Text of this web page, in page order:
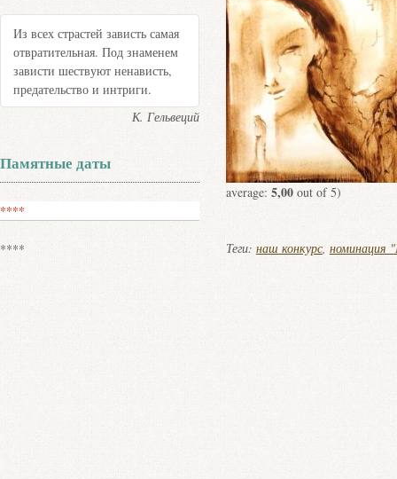
average: 5,00out of 5)
Теги: наш конкурс, номинация
Из всех страстей зависть самая
отвратительная. Под знаменем
зависти шествуют ненависть,
предательство и интриги.
К. Гельвеций
Памятные даты
****
****